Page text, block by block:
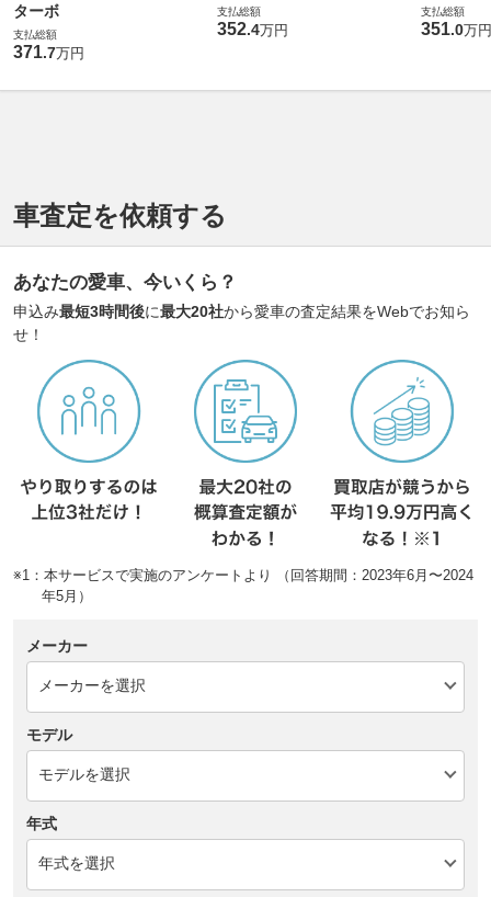
ターボ
支払総額
371.7万円
支払総額
352.4万円
支払総額
351.0万円
車査定を依頼する
あなたの愛車、今いくら？
申込み最短3時間後に最大20社から愛車の査定結果をWebでお知ら
せ！
※1：本サービスで実施のアンケートより （回答期間：2023年6月〜2024
年5月）
メーカー
モデル
年式